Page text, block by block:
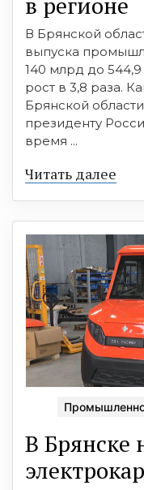
В Брянской
выпуска
140 млрд до 544,9
рост в 3,8 раза.
Брянской
президенту
время ...
Читать далее
В Брянске